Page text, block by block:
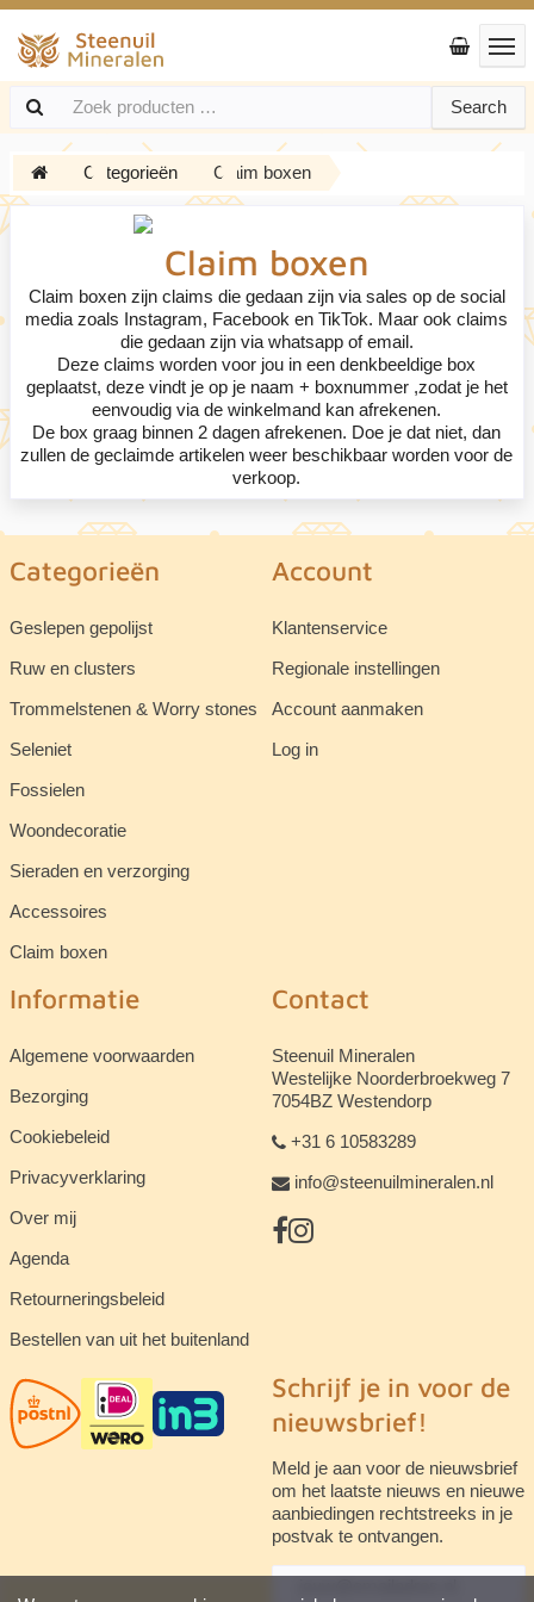
Search
Categorieën Claim boxen
Claim boxen
Claim boxen zijn claims die gedaan zijn via sales op de social
media zoals Instagram, Facebook en TikTok. Maar ook claims
die gedaan zijn via whatsapp of email.
Deze claims worden voor jou in een denkbeeldige box
geplaatst, deze vindt je op je naam + boxnummer ,zodat je het
eenvoudig via de winkelmand kan afrekenen.
De box graag binnen 2 dagen afrekenen. Doe je dat niet, dan
zullen de geclaimde artikelen weer beschikbaar worden voor de
verkoop.
Categorieën
Geslepen gepolijst
Ruw en clusters
Trommelstenen & Worry stones
Seleniet
Fossielen
Woondecoratie
Sieraden en verzorging
Accessoires
Claim boxen
Account
Klantenservice
Regionale instellingen
Account aanmaken
Log in
Informatie
Algemene voorwaarden
Bezorging
Cookiebeleid
Privacyverklaring
Over mij
Agenda
Retourneringsbeleid
Bestellen van uit het buitenland
Schrijf je in voor de
nieuwsbrief!
Meld je aan voor de nieuwsbrief
om het laatste nieuws en nieuwe
aanbiedingen rechtstreeks in je
postvak te ontvangen.
Contact
Steenuil Mineralen
Westelijke Noorderbroekweg 7
7054BZ Westendorp
+31 6 10583289
info@steenuilmineralen.nl